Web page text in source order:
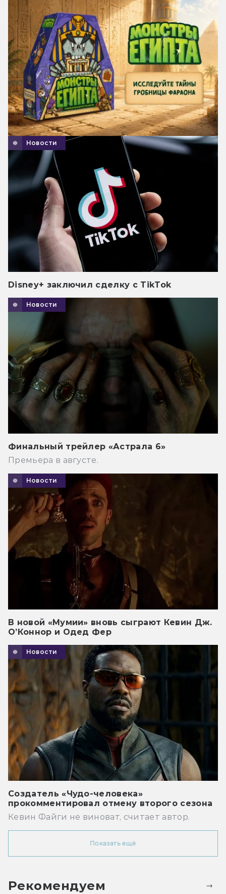
Новости
Disney+ заключил сделку с TikTok
Новости
Финальный трейлер «Астрала 6»
Премьера в августе.
Новости
В новой «Мумии» вновь сыграют Кевин Дж.
О’Коннор и Одед Фер
Новости
Создатель «Чудо-человека»
прокомментировал отмену второго сезона
Кевин Файги не виноват, считает автор.
Показать ещё
Рекомендуем